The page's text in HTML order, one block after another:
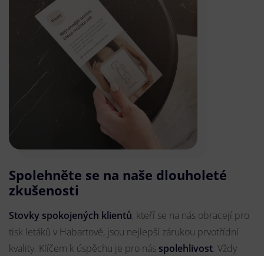
Spolehněte se na naše dlouholeté
zkušenosti
Stovky spokojených klientů, kteří se na nás obracejí pro
tisk letáků v Habartově, jsou nejlepší zárukou prvotřídní
kvality. Klíčem k úspěchu je pro nás spolehlivost. Vždy